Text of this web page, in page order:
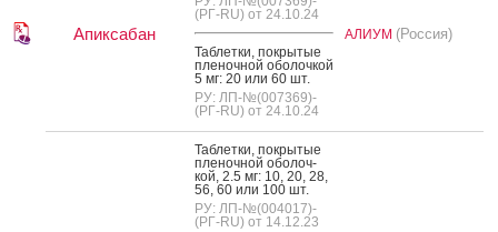
Апиксабан
(РГ-RU) от 24.10.24
Таб­летки, пок­ры­тые
пле­ноч­ной обо­лоч­кой
5 мг: 20 или 60 шт.
РУ: ЛП-№(007369)-
(РГ-RU) от 24.10.24
АЛИУМ (Россия)
Таб­летки, пок­ры­тые
пле­ноч­ной обо­лоч­
кой, 2.5 мг: 10, 20, 28,
56, 60 или 100 шт.
РУ: ЛП-№(004017)-
(РГ-RU) от 14.12.23